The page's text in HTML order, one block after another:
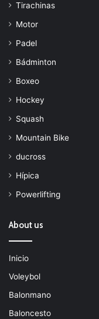
Tirachinas
Motor
Padel
Bádminton
Boxeo
Hockey
Squash
Mountain Bike
ducross
Hípica
Powerlifting
About us
Inicio
Voleybol
Balonmano
Baloncesto